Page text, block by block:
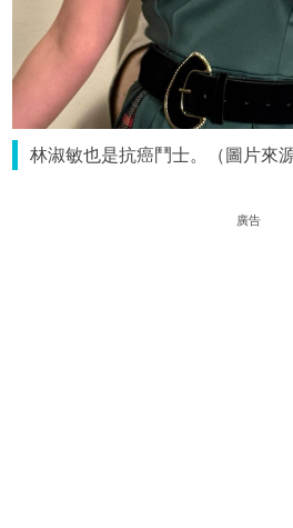
林淑敏也是抗癌鬥士。（圖片來
廣告